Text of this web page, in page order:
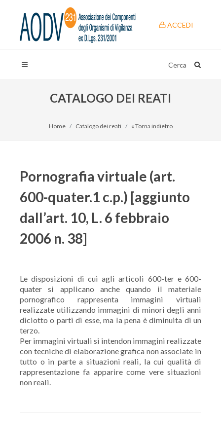
ACCEDI
Cerca
CATALOGO DEI REATI
Home Catalogo dei reati « Torna indietro
Pornografia virtuale (art.
600-quater.1 c.p.) [aggiunto
dall’art. 10, L. 6 febbraio
2006 n. 38]
Le disposizioni di cui agli articoli 600-ter e 600-
quater si applicano anche quando il materiale
pornografico rappresenta immagini virtuali
realizzate utilizzando immagini di minori degli anni
diciotto o parti di esse, ma la pena è diminuita di un
terzo.
Per immagini virtuali si intendon immagini realizzate
con tecniche di elaborazione grafica non associate in
tutto o in parte a situazioni reali, la cui qualità di
rappresentazione fa apparire come vere situazioni
non reali.